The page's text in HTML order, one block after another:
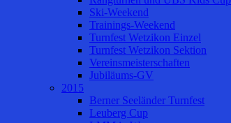
Ski-Weekend
Trainings-Weekend
Turnfest Wetzikon Einzel
Turnfest Wetzikon Sektion
Vereinsmeisterschaften
Jubiläums-GV
2015
Berner Seeländer Turnfest
Leuberg Cup